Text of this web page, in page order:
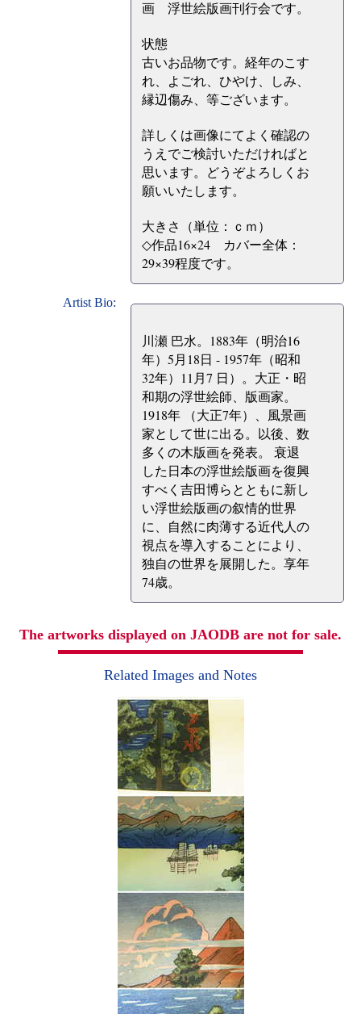
画 浮世絵版画刊行会です。
状態
古いお品物です。経年のこす
れ、よごれ、ひやけ、しみ、
縁辺傷み、等ございます。
詳しくは画像にてよく確認の
うえでご検討いただければと
思います。どうぞよろしくお
願いいたします。
大きさ（単位：ｃｍ）
◇作品16×24 カバー全体：
29×39程度です。
Artist Bio:
川瀬 巴水。1883年（明治16
年）5月18日 - 1957年（昭和
32年）11月7 日）。大正・昭
和期の浮世絵師、版画家。
1918年 （大正7年）、風景画
家として世に出る。以後、数
多くの木版画を発表。 衰退
した日本の浮世絵版画を復興
すべく吉田博らとともに新し
い浮世絵版画の叙情的世界
に、自然に肉薄する近代人の
視点を導入することにより、
独自の世界を展開した。享年
74歳。
The artworks displayed on JAODB are not for sale.
Related Images and Notes